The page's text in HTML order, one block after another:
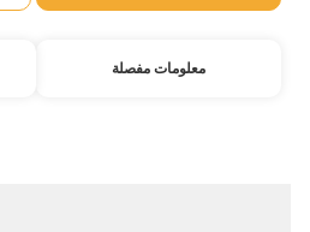
معلومات مفصلة